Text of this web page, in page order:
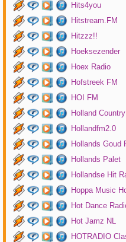
Hits4you
Hitstream.FM
Hitzzz!!
Hoeksezender
Hoex Radio
Hofstreek FM
HOI FM
Holland
Hollandfm2.0
Hollands Goud
Hollands Palet
Hollandse Hit
Hoppa Music
Hot Dance
Hot Jamz NL
HOTRADIO